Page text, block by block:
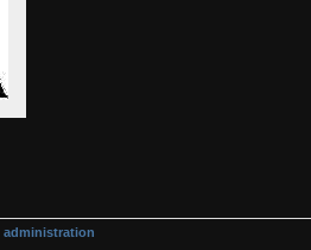
administration